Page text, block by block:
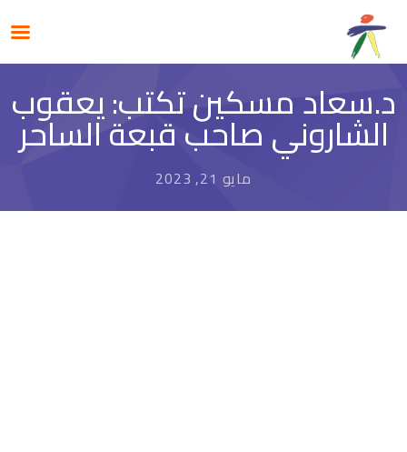
د.سعاد مسكين تكتب: يعقوب
الشاروني صاحب قبعة الساحر
مايو 21, 2023